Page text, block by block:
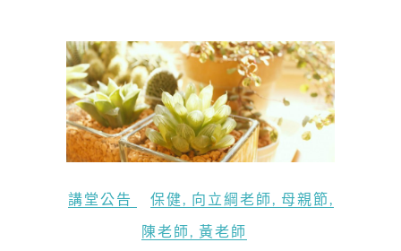
講堂公告 保健, 向立綱老師, 母親節,
陳老師, 黃老師